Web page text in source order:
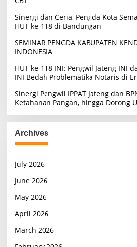
Sinergi dan Ceria, Pengda Kota
HUT ke-118 di Bandungan
SEMINAR PENGDA KABUPATEN
INDONESIA
HUT ke-118 INI: Pengwil Jateng INI
INI Bedah Problematika Notaris di
Sinergi Pengwil IPPAT Jateng dan
Ketahanan Pangan, hingga Dorong
Archives
July 2026
June 2026
May 2026
April 2026
March 2026